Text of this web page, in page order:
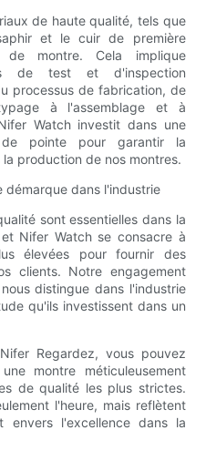
de haute qualité, tels que
et le cuir de première
montre. Cela implique
de test et d'inspection
processus de fabrication, de
à l'assemblage et à
Watch investit dans une
pointe pour garantir la
production de nos montres.
démarque dans l'industrie
sont essentielles dans la
Nifer Watch se consacre à
élevées pour fournir des
clients. Notre engagement
distingue dans l'industrie
qu'ils investissent dans un
Regardez, vous pouvez
montre méticuleusement
de qualité les plus strictes.
l'heure, mais reflètent
envers l'excellence dans la